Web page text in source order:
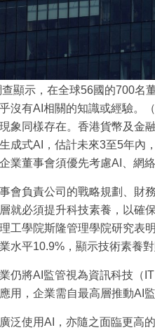
顯示，在全球56國的700名
沒有AI相關的知識或經驗。（
象同樣存在。香港貨幣及金
成式AI，估計未來3至5年內
業董事會須優先考慮AI、網
會負責公司的戰略規劃、財
就必須提升科技素養，以確
工學院斯隆管理學院研究表
水平10.9%，顯示技術素養對
仍將AI監管視為資訊科技（
用，企業需自最高層推動AI
泛使用AI，亦隨之面臨更高